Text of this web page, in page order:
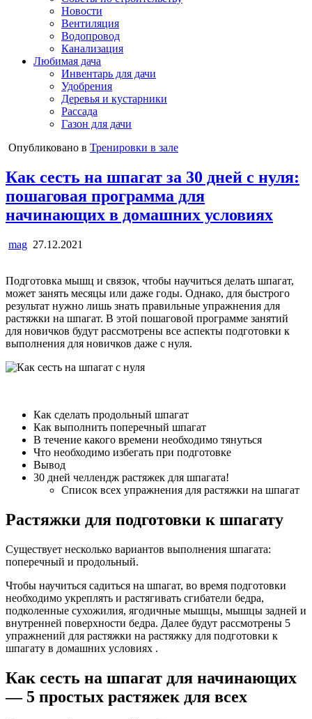
Новости
Вентиляция
Водопровод
Канализация
Любимая дача
Инвентарь для дачи
Удобрения
Деревья и кустарники
Рассада
Газон для дачи
Опубликовано в Тренировки в зале
Как сесть на шпагат за 30 дней с нуля:
пошаговая программа для
начинающих в домашних условиях
mag 27.12.2021
Подготовка мышц и связок, чтобы научиться делать шпагат,
может занять месяцы или даже годы. Однако, для быстрого
результат нужно лишь знать правильные упражнения для
растяжки на шпагат. В этой пошаговой программе занятий
для новичков будут рассмотрены все аспекты подготовки к
выполнения для новичков даже с нуля.
Как сделать продольный шпагат
Как выполнить поперечный шпагат
В течение какого времени необходимо тянуться
Что необходимо избегать при подготовке
Вывод
30 дней челлендж растяжек для шпагата!
Список всех упражнения для растяжки на шпагат
Растяжки для подготовки к шпагату
Существует несколько вариантов выполнения шпагата:
поперечный и продольный.
Чтобы научиться садиться на шпагат, во время подготовки
необходимо укреплять и растягивать сгибатели бедра,
подколенные сухожилия, ягодичные мышцы, мышцы задней и
внутренней поверхности бедра. Далее будут рассмотрены 5
упражнений для растяжки на растяжку для подготовки к
шпагату в домашних условиях .
Как сесть на шпагат для начинающих
— 5 простых растяжек для всех